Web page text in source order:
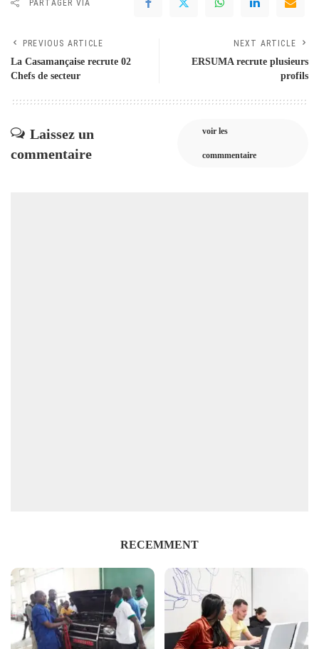
PARTAGER VIA
PREVIOUS ARTICLE
La Casamançaise recrute 02
Chefs de secteur
NEXT ARTICLE
ERSUMA recrute plusieurs
profils
Laissez un
commentaire
voir les
commmentaire
RECEMMENT